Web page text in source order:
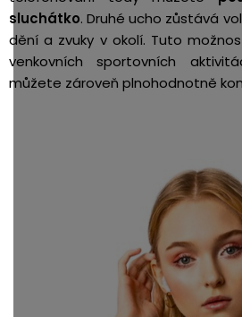
sluchátko. Druhé ucho zůstává
dění a zvuky v okolí. Tuto
venkovních sportovních
můžete zároveň plnohodnotně